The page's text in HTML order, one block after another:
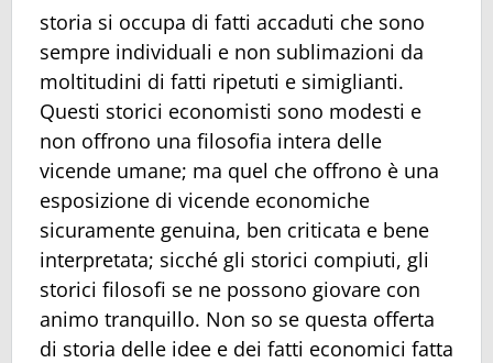
storia si occupa di fatti accaduti che sono
sempre individuali e non sublimazioni da
moltitudini di fatti ripetuti e simiglianti.
Questi storici economisti sono modesti e
non offrono una filosofia intera delle
vicende umane; ma quel che offrono è una
esposizione di vicende economiche
sicuramente genuina, ben criticata e bene
interpretata; sicché gli storici compiuti, gli
storici filosofi se ne possono giovare con
animo tranquillo. Non so se questa offerta
di storia delle idee e dei fatti economici fatta